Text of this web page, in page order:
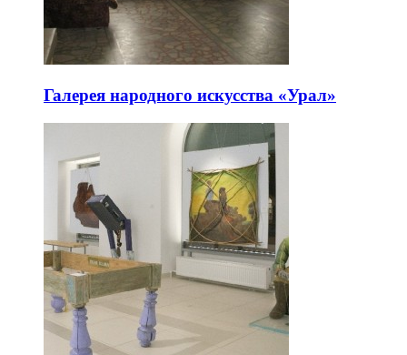
Галерея народного искусства «Урал»